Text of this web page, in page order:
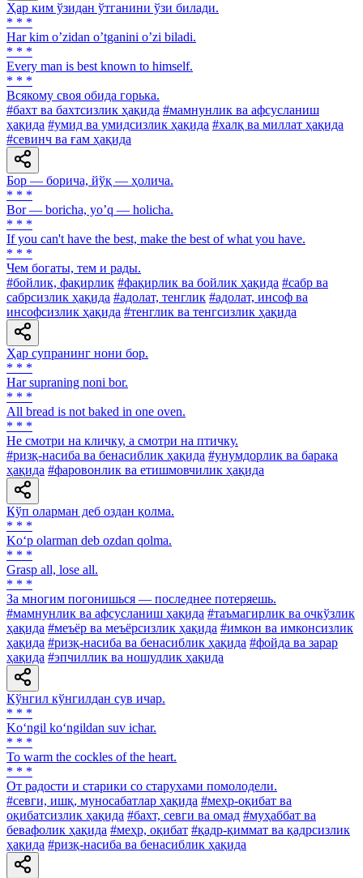
Ҳар ким ўзидан ўтганини ўзи билади.
* * *
Har kim oʼzidan oʼtganini oʼzi biladi.
* * *
Every man is best known to himself.
* * *
Всякому своя обида горька.
#бахт ва бахтсизлик ҳақида #мамнунлик ва афсусланиш
ҳақида #умид ва умидсизлик ҳақида #халқ ва миллат ҳақида
#севинч ва ғам ҳақида
Бор — борича, йўқ — ҳолича.
* * *
Bor — boricha, yoʼq — holicha.
* * *
If you can't have the best, make the best of what you have.
* * *
Чем богаты, тем и рады.
#бойлик, фақирлик #фақирлик ва бойлик ҳақида #сабр ва
сабрсизлик ҳақида #адолат, тенглик #адолат, инсоф ва
инсофсизлик ҳақида #тенглик ва тенгсизлик ҳақида
Ҳар супранинг нони бор.
* * *
Har supraning noni bor.
* * *
All bread is not baked in one oven.
* * *
He смотри на кличку, а смотри на птичку.
#ризқ-насиба ва бенасиблик ҳақида #унумдорлик ва барака
ҳақида #фаровонлик ва етишмовчилик ҳақида
Кўп оларман деб оздан қолма.
* * *
Ko‘p olarman deb ozdan qolma.
* * *
Grasp all, lose all.
* * *
За многим погонишься — последнее потеряешь.
#мамнунлик ва афсусланиш ҳақида #таъмагирлик ва очкўзлик
ҳақида #меъёр ва меъёрсизлик ҳақида #имкон ва имконсизлик
ҳақида #ризқ-насиба ва бенасиблик ҳақида #фойда ва зарар
ҳақида #эпчиллик ва ношудлик ҳақида
Кўнгил кўнгилдан сув ичар.
* * *
Ko‘ngil ko‘ngildan suv ichar.
* * *
To warm the cockles of the heart.
* * *
От радости и старики со старухами помолодели.
#севги, ишқ, муносабатлар ҳақида #меҳр-оқибат ва
оқибатсизлик ҳақида #бахт, севги ва омад #муҳаббат ва
бевафолик ҳақида #меҳр, оқибат #қадр-қиммат ва қадрсизлик
ҳақида #ризқ-насиба ва бенасиблик ҳақида